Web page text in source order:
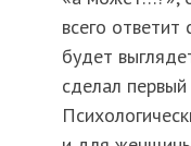
всего
будет
сделал